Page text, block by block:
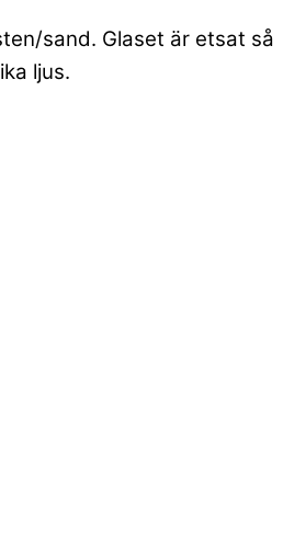
sand. Glaset är etsat så
ljus.